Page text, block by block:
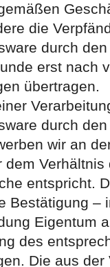
die
durch
erst nach
übertragen.
durch
wir an
dem
entspricht.
Bestätigung –
Eigentum
des
Die aus